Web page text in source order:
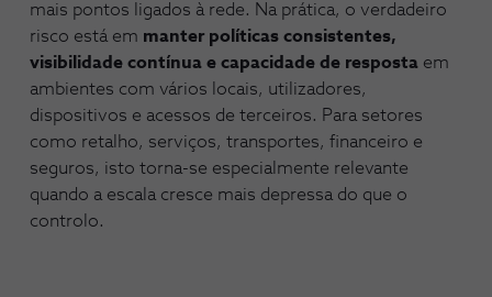
mais pontos ligados à rede. Na prática, o verdadeiro
risco está em manter políticas consistentes,
visibilidade contínua e capacidade de resposta em
ambientes com vários locais, utilizadores,
dispositivos e acessos de terceiros. Para setores
como retalho, serviços, transportes, financeiro e
seguros, isto torna-se especialmente relevante
quando a escala cresce mais depressa do que o
controlo.